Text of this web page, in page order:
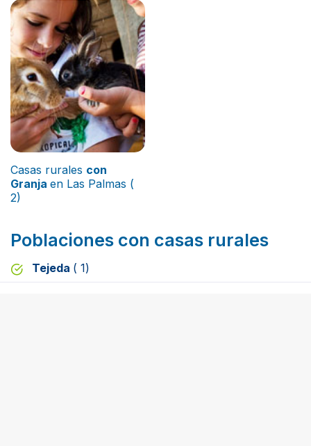
Casas rurales con
Granja en Las Palmas (
2)
Poblaciones con casas rurales
Tejeda ( 1)